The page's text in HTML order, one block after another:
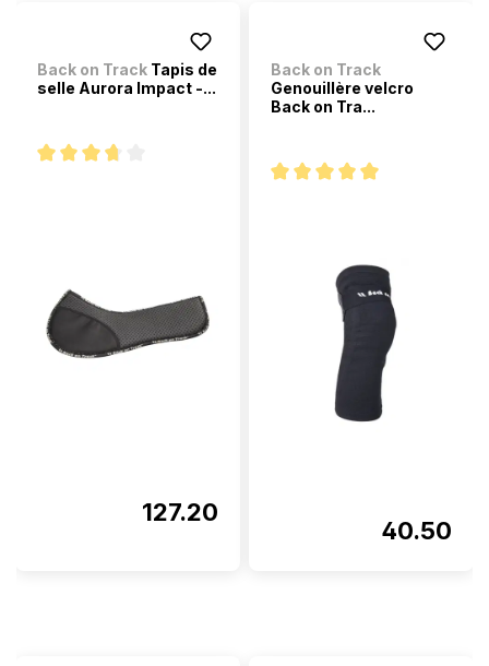
Back on Track Tapis de
selle Aurora Impact -...
Note moyenne de 3.7 sur 5 étoiles
127.20
Back on Track
Genouillère velcro
Back on Tra...
40.50